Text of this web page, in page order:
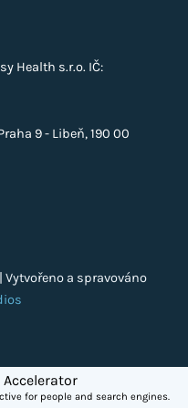
Health s.r.o. IČ:
9 - Libeň, 190 00
a spravováno
for people and search engines.